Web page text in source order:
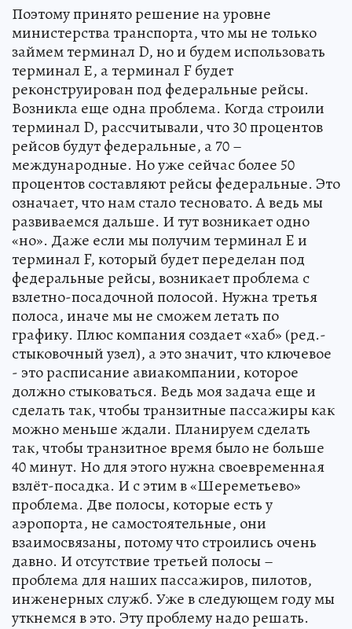
Поэтому принято решение на уровне
министерства транспорта, что мы не только
займем терминал D, но и будем использовать
терминал Е, а терминал F будет
реконструирован под федеральные рейсы.
Возникла еще одна проблема. Когда строили
терминал D, рассчитывали, что 30 процентов
рейсов будут федеральные, а 70 –
международные. Но уже сейчас более 50
процентов составляют рейсы федеральные. Это
означает, что нам стало тесновато. А ведь мы
развиваемся дальше. И тут возникает одно
«но». Даже если мы получим терминал E и
терминал F, который будет переделан под
федеральные рейсы, возникает проблема с
взлетно-посадочной полосой. Нужна третья
полоса, иначе мы не сможем летать по
графику. Плюс компания создает «хаб» (ред.-
стыковочный узел), а это значит, что ключевое
- это расписание авиакомпании, которое
должно стыковаться. Ведь моя задача еще и
сделать так, чтобы транзитные пассажиры как
можно меньше ждали. Планируем сделать
так, чтобы транзитное время было не больше
40 минут. Но для этого нужна своевременная
взлёт-посадка. И с этим в «Шереметьево»
проблема. Две полосы, которые есть у
аэропорта, не самостоятельные, они
взаимосвязаны, потому что строились очень
давно. И отсутствие третьей полосы –
проблема для наших пассажиров, пилотов,
инженерных служб. Уже в следующем году мы
уткнемся в это. Эту проблему надо решать.